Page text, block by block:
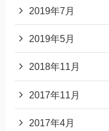
2019年7月
2019年5月
2018年11月
2017年11月
2017年4月